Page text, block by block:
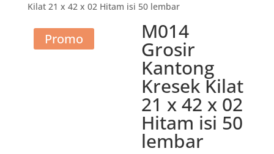
Kilat 21 x 42 x 02 Hitam isi 50 lembar
Promo M014
Grosir
Kantong
Kresek Kilat
21 x 42 x 02
Hitam isi 50
lembar